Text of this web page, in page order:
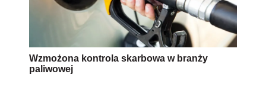
Wzmożona kontrola skarbowa w branży
paliwowej